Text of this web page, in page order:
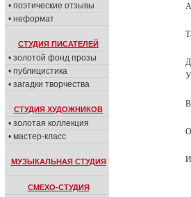
• поэтические отзывы
• неформат
СТУДИЯ ПИСАТЕЛЕЙ
• золотой фонд прозы
• публицистика
• загадки творчества
СТУДИЯ ХУДОЖНИКОВ
• золотая коллекция
• мастер-класс
МУЗЫКАЛЬНАЯ СТУДИЯ
СМЕХО-СТУДИЯ
У
И